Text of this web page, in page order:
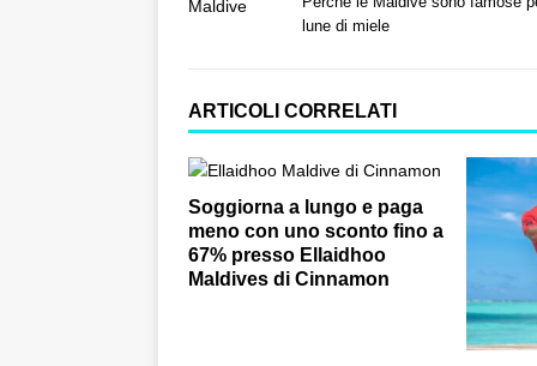
lune di miele
ARTICOLI CORRELATI
Soggiorna a lungo e paga
meno con uno sconto fino a
67% presso Ellaidhoo
Maldives di Cinnamon